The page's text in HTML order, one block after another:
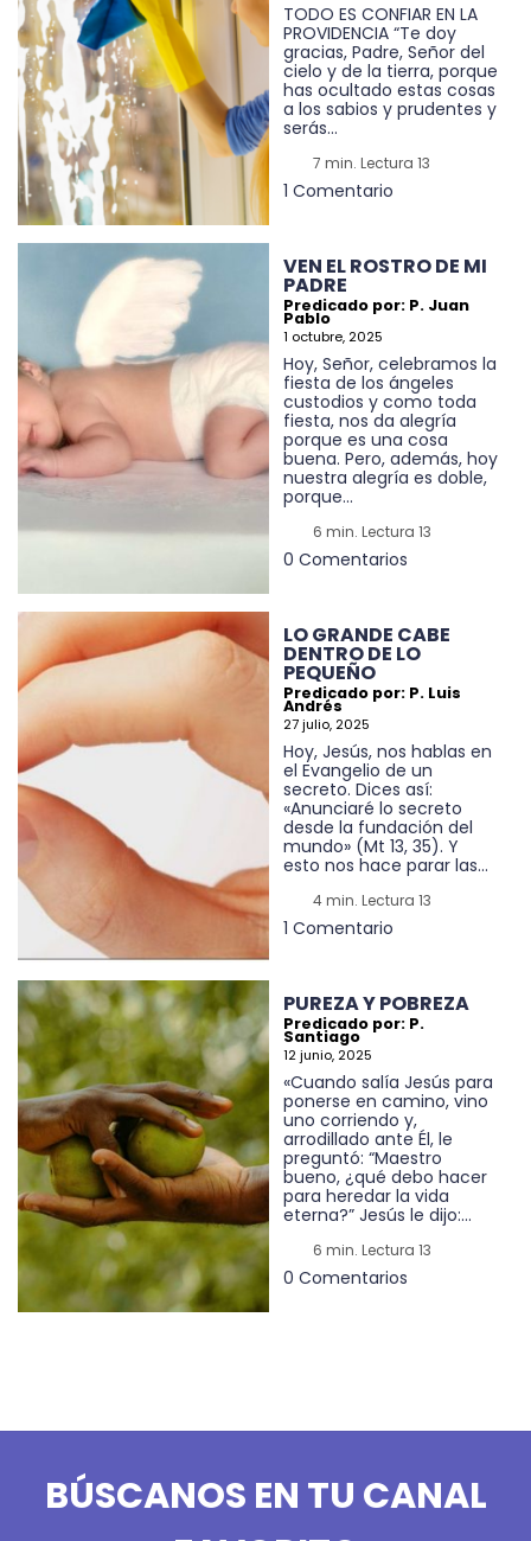
TODO ES CONFIAR EN LA
PROVIDENCIA “Te doy
gracias, Padre, Señor del
cielo y de la tierra, porque
has ocultado estas cosas
a los sabios y prudentes y
serás...
7 min. Lectura 13
1 Comentario
VEN EL ROSTRO DE MI
PADRE
Predicado por: P. Juan
Pablo
1 octubre, 2025
Hoy, Señor, celebramos la
fiesta de los ángeles
custodios y como toda
fiesta, nos da alegría
porque es una cosa
buena. Pero, además, hoy
nuestra alegría es doble,
porque...
6 min. Lectura 13
0 Comentarios
LO GRANDE CABE
DENTRO DE LO
PEQUEÑO
Predicado por: P. Luis
Andrés
27 julio, 2025
Hoy, Jesús, nos hablas en
el Evangelio de un
secreto. Dices así:
«Anunciaré lo secreto
desde la fundación del
mundo» (Mt 13, 35). Y
esto nos hace parar las...
4 min. Lectura 13
1 Comentario
PUREZA Y POBREZA
Predicado por: P.
Santiago
12 junio, 2025
«Cuando salía Jesús para
ponerse en camino, vino
uno corriendo y,
arrodillado ante Él, le
preguntó: “Maestro
bueno, ¿qué debo hacer
para heredar la vida
eterna?” Jesús le dijo:...
6 min. Lectura 13
0 Comentarios
BÚSCANOS EN TU CANAL